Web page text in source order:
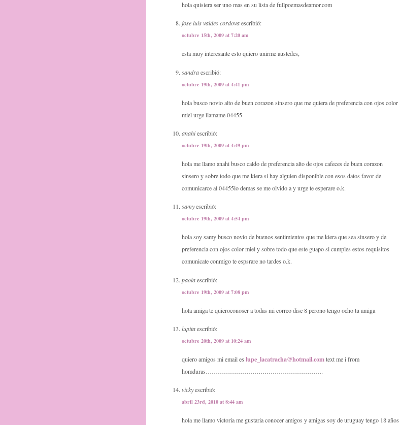
hola quisiera ser uno mas en su lista de fullpoemasdeamor.com
jose luis valdes cordovaescribió:
octubre 15th, 2009 at 7:20 am
esta muy interesante esto quiero unirme austedes,
sandraescribió:
octubre 19th, 2009 at 4:41 pm
hola busco novio alto de buen corazon sinsero que me quiera de preferencia con ojos color
miel urge llamame 04455
anahiescribió:
octubre 19th, 2009 at 4:49 pm
hola me llamo anahi busco caldo de preferencia alto de ojos cafeces de buen corazon
sinsero y sobre todo que me kiera si hay alguien disponible con esos datos favor de
comunicarce al 04455lo demas se me olvido a y urge te esperare o.k.
samyescribió:
octubre 19th, 2009 at 4:54 pm
hola soy samy busco novio de buenos sentimientos que me kiera que sea sinsero y de
preferencia con ojos color miel y sobre todo que este guapo si cumples estos requisitos
comunicate conmigo te espsrare no tardes o.k.
paolaescribió:
octubre 19th, 2009 at 7:08 pm
hola amiga te quieroconoser a todas mi correo dise 8 perono tengo ocho tu amiga
lupitaescribió:
octubre 20th, 2009 at 10:24 am
quiero amigos mi email es lupe_lacatracha@hotmail.comtext me i from
homduras………………………………………………….
vickyescribió:
abril 23rd, 2010 at 8:44 am
hola me llamo victoria me gustaria conocer amigos y amigas soy de uruguay tengo 18 años